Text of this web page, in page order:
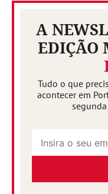
A
EDIÇÃO
Tudo o que
acontecer em